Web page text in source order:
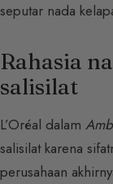
seputar nada
Rahasia
salisilat
L’Oréal dalam
salisilat karena
perusahaan